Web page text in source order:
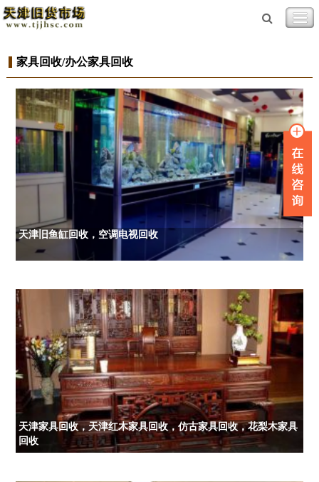
家具回收/办公家具回收
天津旧鱼缸回收，空调电视回收
天津家具回收，天津红木家具回收，仿古家具回收，花梨木家具
回收